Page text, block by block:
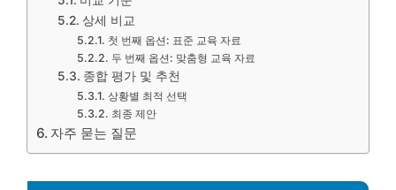
상세 비교
첫 번째 옵션: 표준 교육 자료
두 번째 옵션: 맞춤형 교육 자료
종합 평가 및 추천
상황별 최적 선택
최종 제안
자주 묻는 질문